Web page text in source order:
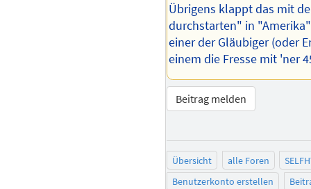
Übrigens klappt das mit
durchstarten" in
einer der Gläubiger (oder
einem die Fresse mit 'ner
Beitrag melden
Übersicht alle Foren
Benutzerkonto erstellen